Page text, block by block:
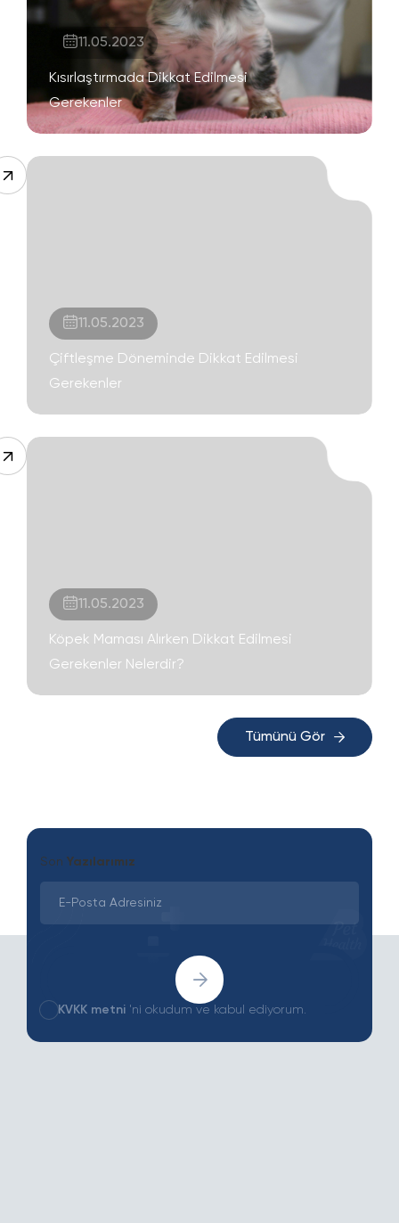
11.05.2023
Kısırlaştırmada Dikkat Edilmesi
Gerekenler
11.05.2023
Çiftleşme Döneminde Dikkat Edilmesi
Gerekenler
11.05.2023
Köpek Maması Alırken Dikkat Edilmesi
Gerekenler Nelerdir?
Tümünü Gör
Son Yazılarımız
KVKK metni 'ni okudum ve kabul ediyorum.